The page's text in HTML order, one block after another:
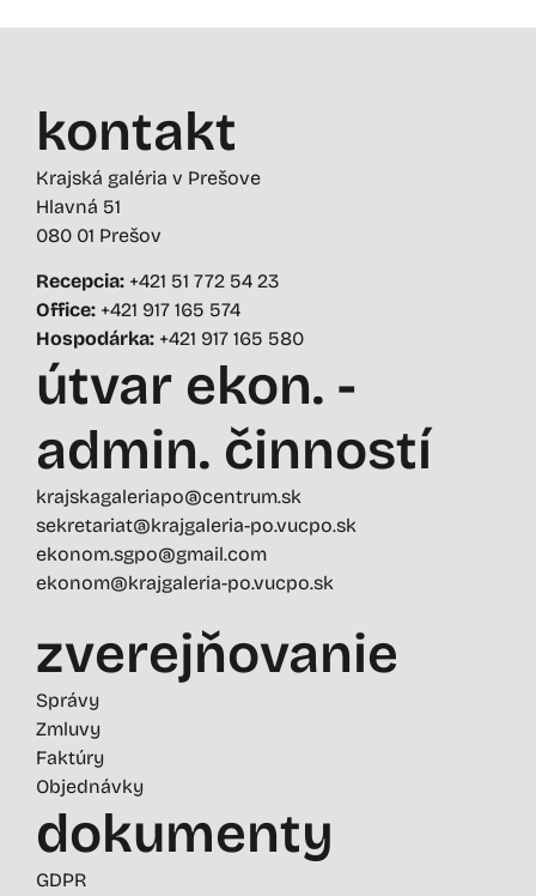
kontakt
Krajská galéria v Prešove
Hlavná 51
080 01 Prešov
Recepcia: +421 51 772 54 23
Office: +421 917 165 574
Hospodárka: +421 917 165 580
útvar ekon. -
admin. činností
krajskagaleriapo@centrum.sk
sekretariat@krajgaleria-po.vucpo.sk
ekonom.sgpo@gmail.com
ekonom@krajgaleria-po.vucpo.sk
zverejňovanie
Správy
Zmluvy
Faktúry
Objednávky
dokumenty
GDPR